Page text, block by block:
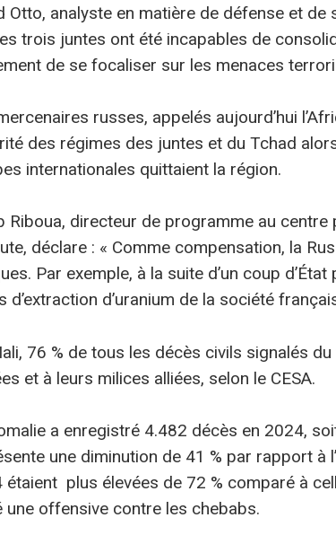
Otto, analyste en matière de défense et
trois juntes ont été incapables de
de se focaliser sur les menaces
russes, appelés aujourd’hui
des régimes des juntes et du Tchad
internationales quittaient la région.
Riboua, directeur de programme au centre
déclare : « Comme compensation, la
Par exemple, à la suite d’un coup
d’extraction d’uranium de la société
76 % de tous les décès civils signalés
et à leurs milices alliées, selon le CESA.
a enregistré 4.482 décès en 2024,
une diminution de 41 % par rapport à
étaient plus élevées de 72 % comparé à
une offensive contre les chebabs.